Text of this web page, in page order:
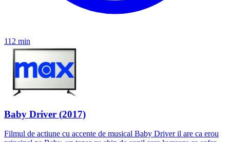
112 min
Baby Driver (2017)
Filmul de actiune cu accente de musical Baby Driver il are ca erou